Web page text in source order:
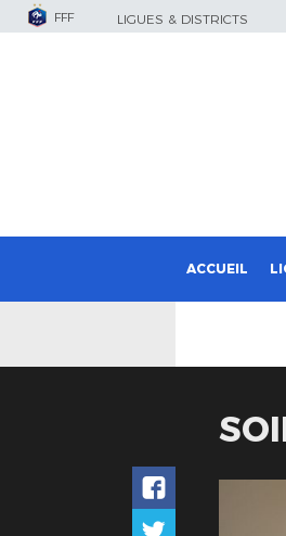
FFF LIGUES & DISTRICTS
ACCUEIL